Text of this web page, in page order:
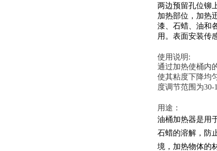
两边预留孔位铆
加热部位，加热
漆、石蜡、油和
用。表面安装传
使用说明:
通过加热使桶内
使其粘度下降均
度调节范围为
用途：
油桶加热器是用
石蜡的溶解，防
境，加热物体的